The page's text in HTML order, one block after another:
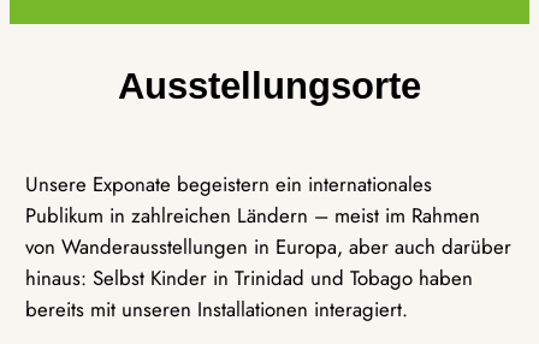
Ausstellungsorte
Unsere Exponate begeistern ein internationales
Publikum in zahlreichen Ländern – meist im Rahmen
von Wanderausstellungen in Europa, aber auch darüber
hinaus: Selbst Kinder in Trinidad und Tobago haben
bereits mit unseren Installationen interagiert.